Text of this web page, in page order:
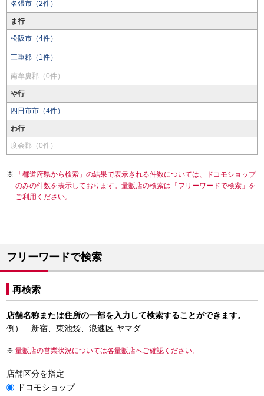
名張市（2件）
ま行
松阪市（4件）
三重郡（1件）
南牟婁郡（0件）
や行
四日市市（4件）
わ行
度会郡（0件）
「都道府県から検索」の結果で表示される件数については、ドコモショップ
のみの件数を表示しております。量販店の検索は「フリーワードで検索」を
ご利用ください。
フリーワードで検索
再検索
店舗名称または住所の一部を入力して検索することができます。
例） 新宿、東池袋、浪速区 ヤマダ
量販店の営業状況については各量販店へご確認ください。
店舗区分を指定
ドコモショップ